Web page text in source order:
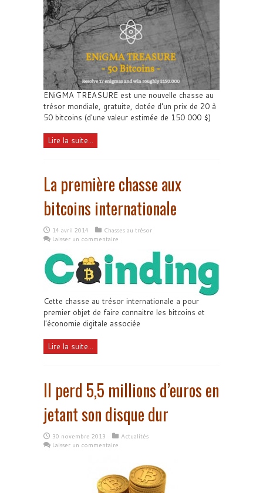
ENiGMA TREASURE est une nouvelle chasse au
trésor mondiale, gratuite, dotée d'un prix de 20 à
50 bitcoins (d'une valeur estimée de 150 000 $)
Lire la suite...
La première chasse aux
bitcoins internationale
14 avril 2014
Chasses au trésor
Laisser un commentaire
Cette chasse au trésor internationale a pour
premier objet de faire connaitre les bitcoins et
l'économie digitale associée
Lire la suite...
Il perd 5,5 millions d’euros en
jetant son disque dur
30 novembre 2013
Actualités
Laisser un commentaire